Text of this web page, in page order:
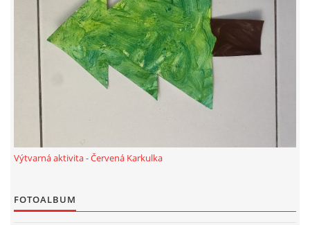
TÝDENNÍ PLÁNY
SMYSLOVÁ AKTIVITA
MONTESSORI AKTIVITA
JÓGOVÉ CVIČENÍ, TYPY, RADY, RECENZE
Výtvarná aktivita - Červená Karkulka
FOTOALBUM